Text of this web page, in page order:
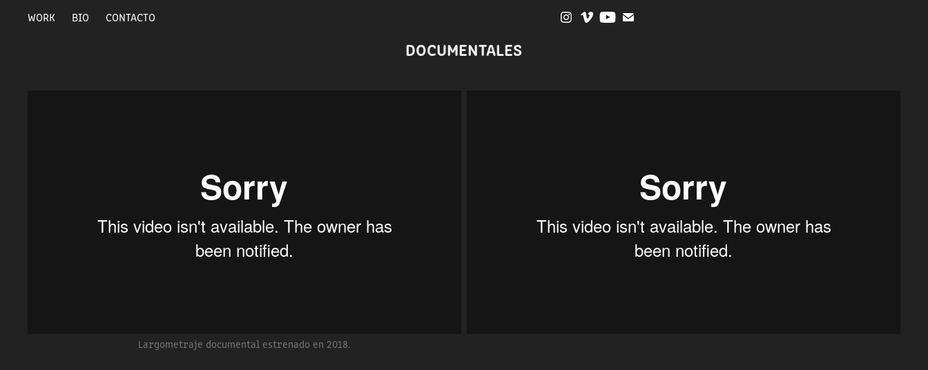
WORK BIO CONTACTO
DOCUMENTALES
Largometraje documental estrenado en 2018.